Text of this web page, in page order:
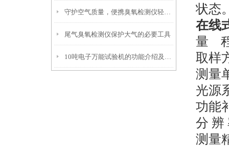
守护空气质量，便携臭氧检测仪轻松上阵
尾气臭氧检测仪保护大气的必要工具
10吨电子万能试验机的功能介绍及安装注意事项
状态
在线
量
取样
测量
光源
功能
分 辨
测量